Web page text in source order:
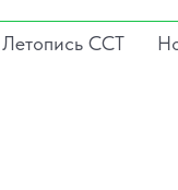
Летопись ССТ